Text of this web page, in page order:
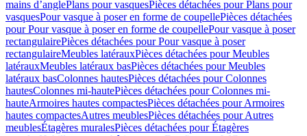
mains d’anglePlans pour vasquesPièces détachées pour Plans pour
vasquesPour vasque à poser en forme de coupellePièces détachées
pour Pour vasque à poser en forme de coupellePour vasque à poser
rectangulairePièces détachées pour Pour vasque à poser
rectangulaireMeubles latérauxPièces détachées pour Meubles
latérauxMeubles latéraux basPièces détachées pour Meubles
latéraux basColonnes hautesPièces détachées pour Colonnes
hautesColonnes mi-hautePièces détachées pour Colonnes mi-
hauteArmoires hautes compactesPièces détachées pour Armoires
hautes compactesAutres meublesPièces détachées pour Autres
meublesÉtagères muralesPièces détachées pour Étagères